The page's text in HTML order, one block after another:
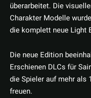
überarbeitet. Die
Charakter Modelle
die komplett neue Light
Die neue Edition
Erschienen DLCs für
die Spieler auf mehr als
freuen.